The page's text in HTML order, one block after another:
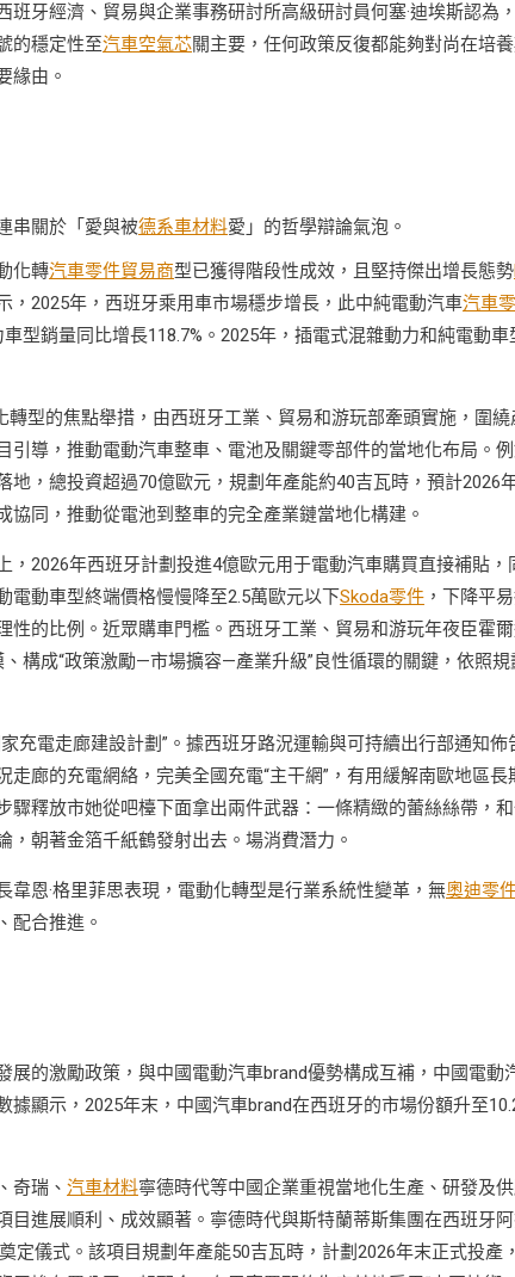
班牙經濟、貿易與企業事務研討所高級研討員何塞·迪埃斯認為
的穩定性至汽車空氣芯關主要，任何政策反復都能夠對尚在培
緣由。
串關於「愛與被德系車材料愛」的哲學辯論氣泡。
化轉汽車零件貿易商型已獲得階段性成效，且堅持傑出增長態勢
，2025年，西班牙乘用車市場穩步增長，此中純電動汽車汽車
車型銷量同比增長118.7%。2025年，插電式混雜動力和純電動
轉型的焦點舉措，由西班牙工業、貿易和游玩部牽頭實施，圍
引導，推動電動汽車整車、電池及關鍵零部件的當地化布局。
地，總投資超過70億歐元，規劃年產能約40吉瓦時，預計2026
協同，推動從電池到整車的完全產業鏈當地化構建。
，2026年西班牙計劃投進4億歐元用于電動汽車購買直接補貼
電動車型終端價格慢慢降至2.5萬歐元以下Skoda零件 ，下降平
性的比例。近眾購車門檻。西班牙工業、貿易和游玩年夜臣霍
、構成“政策激勵—市場擴容—產業升級”良性循環的關鍵，依照
充電走廊建設計劃”。據西班牙路況運輸與可持續出行部通知
走廊的充電網絡，完美全國充電“主干網”，有用緩解南歐地區
驟釋放市她從吧檯下面拿出兩件武器：一條精緻的蕾絲絲帶，
，朝著金箔千紙鶴發射出去。場消費潛力。
韋恩·格里菲思表現，電動化轉型是行業系統性變革，無奧迪零
配合推進。
展的激勵政策，與中國電動汽車brand優勢構成互補，中國電動
據顯示，2025年末，中國汽車brand在西班牙的市場份額升至
奇瑞、 汽車材料寧德時代等中國企業重視當地化生產、研發及
目進展順利、成效顯著。寧德時代與斯特蘭蒂斯集團在西班牙
定儀式。該項目規劃年產能50吉瓦時，計劃2026年末正式投產